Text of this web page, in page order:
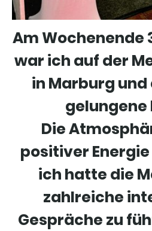
Am Wochenende
war ich auf der
in Marburg und
gelungene
Die
positiver
ich hatte die
zahlreiche
Gespräche zu